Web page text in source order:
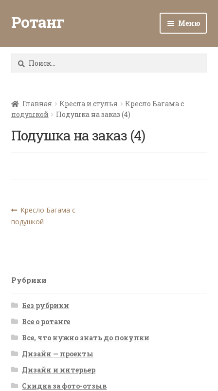
Ротанг Меню
Каталог
Все о ротанге
Ротанг оптом
Найти:
Главная Кресла и стулья
Кресло Багама с
подушкой
Подушка на заказ (4)
Подушка на заказ (4)
Навигация
по
Предыдущая
запись:
Кресло Багама с
подушкой
Рубрики
Без рубрики
Все о ротанге
Все, что нужно знать до покупки
Дизайн — проекты
Дизайн и интерьер
Скидка за фото-отзыв